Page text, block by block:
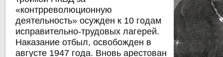
«контрреволюционную
деятельность» осужден к 10 годам
исправительно-трудовых лагерей.
Наказание отбыл, освобожден в
августе 1947 года. Вновь арестован